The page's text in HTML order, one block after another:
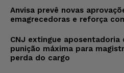
Anvisa prevê novas
emagrecedoras e reforça
CNJ extingue
punição máxima para
perda do cargo